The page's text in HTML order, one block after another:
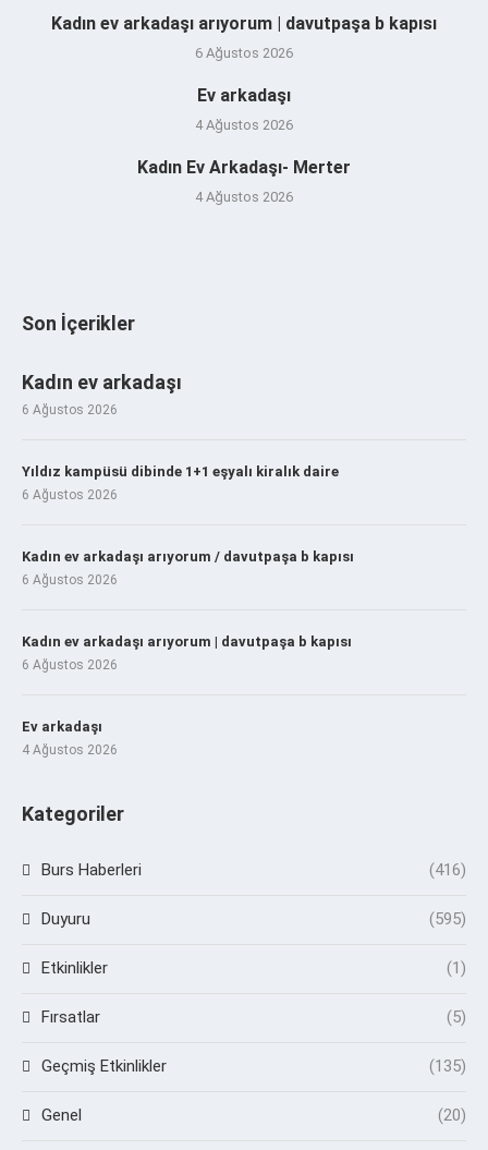
Kadın ev arkadaşı arıyorum | davutpaşa b kapısı
6 Ağustos 2026
Ev arkadaşı
4 Ağustos 2026
Kadın Ev Arkadaşı- Merter
4 Ağustos 2026
Son İçerikler
Kadın ev arkadaşı
6 Ağustos 2026
Yıldız kampüsü dibinde 1+1 eşyalı kiralık daire
6 Ağustos 2026
Kadın ev arkadaşı arıyorum / davutpaşa b kapısı
6 Ağustos 2026
Kadın ev arkadaşı arıyorum | davutpaşa b kapısı
6 Ağustos 2026
Ev arkadaşı
4 Ağustos 2026
Kategoriler
Burs Haberleri (416)
Duyuru (595)
Etkinlikler (1)
Fırsatlar (5)
Geçmiş Etkinlikler (135)
Genel (20)